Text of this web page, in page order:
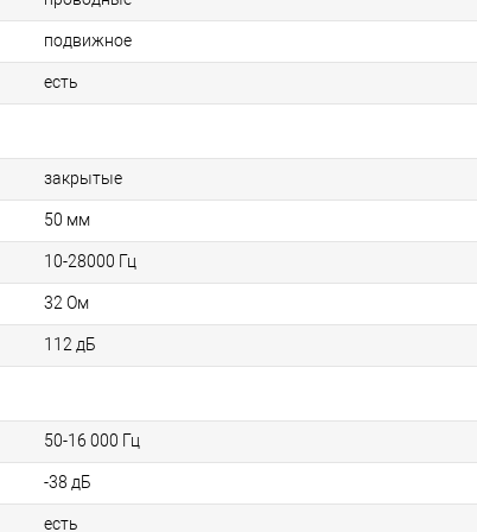
подвижное
есть
закрытые
50 мм
10-28000 Гц
32 Ом
112 дБ
50-16 000 Гц
-38 дБ
есть